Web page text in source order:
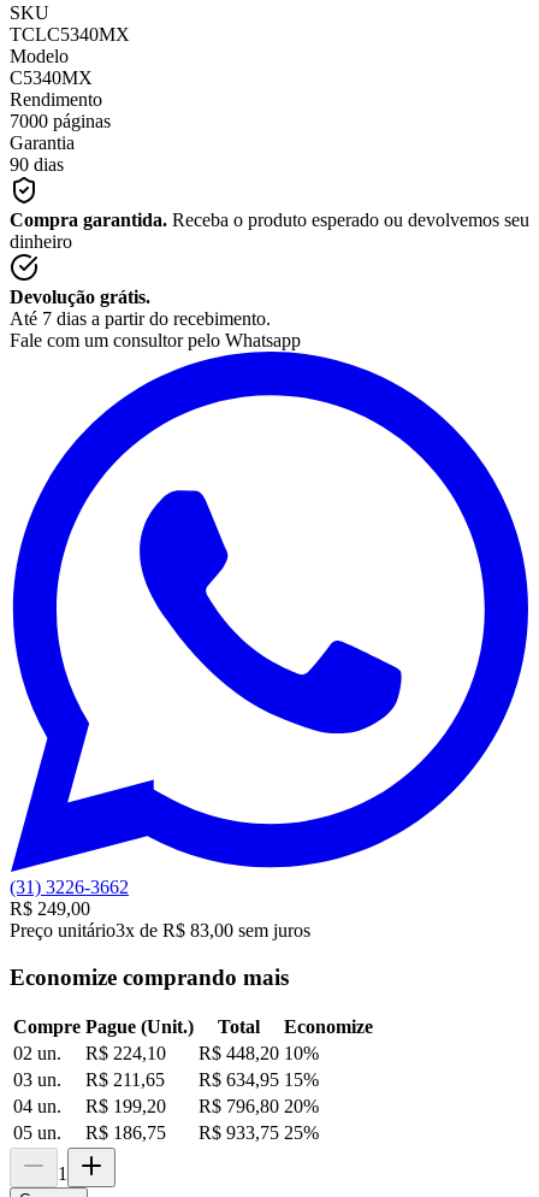
SKU
TCLC5340MX
Modelo
C5340MX
Rendimento
7000 páginas
Garantia
90 dias
Compra garantida. Receba o produto esperado ou devolvemos seu
dinheiro
Devolução grátis.
Até 7 dias a partir do recebimento.
Fale com um consultor pelo Whatsapp
(31) 3226-3662
R$ 249,00
Preço unitário3x de R$ 83,00 sem juros
Economize comprando mais
Compre Pague (Unit.) Total
Economize
02 un.
R$ 224,10 R$ 448,20 10%
03 un.
R$ 211,65 R$ 634,95 15%
04 un.
R$ 199,20 R$ 796,80 20%
05 un.
R$ 186,75 R$ 933,75 25%
1